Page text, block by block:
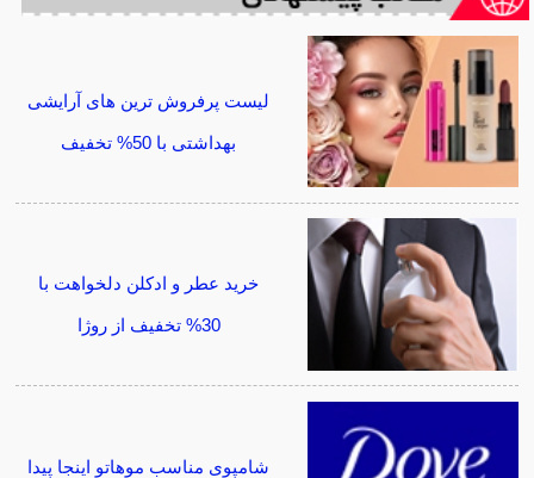
لیست پرفروش ترین های آرایشی
بهداشتی با 50% تخفیف
خرید عطر و ادکلن دلخواهت با
30% تخفیف از روژا
شامپوی مناسب موهاتو اینجا پیدا